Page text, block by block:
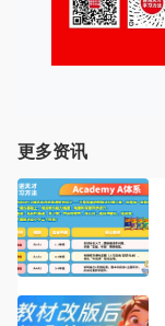
更多资讯